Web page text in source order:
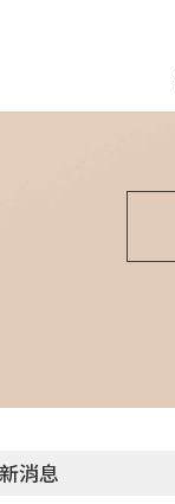
消息